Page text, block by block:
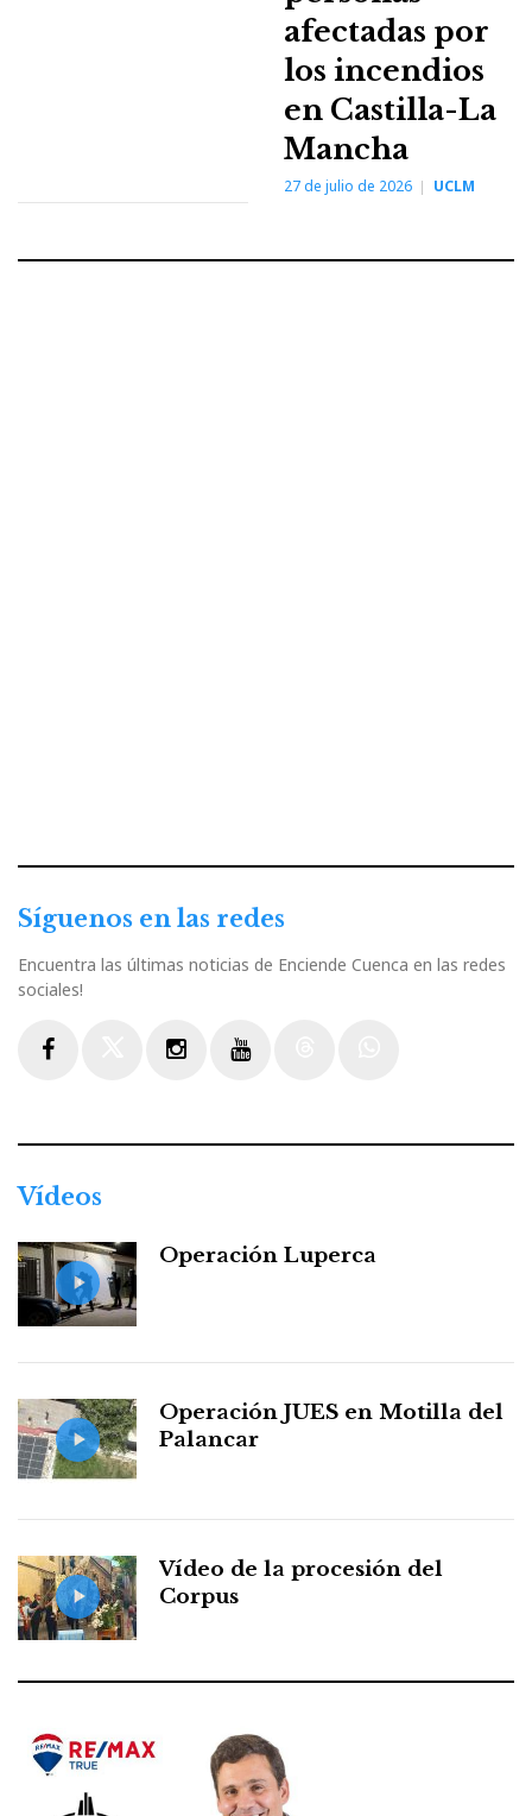
afectadas por
los incendios
en Castilla-La
Mancha
27 de julio de 2026 UCLM
Síguenos en las redes
Encuentra las últimas noticias de Enciende Cuenca en las redes
sociales!
Vídeos
Operación Luperca
Operación JUES en Motilla del
Palancar
Vídeo de la procesión del
Corpus